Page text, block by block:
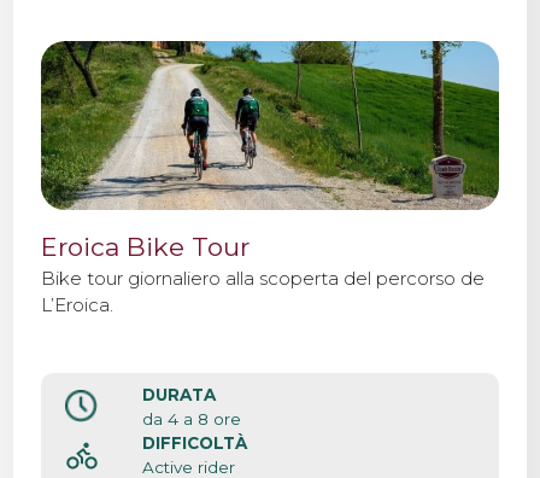
Eroica Bike Tour
Bike tour giornaliero alla scoperta del percorso de
L’Eroica.
DURATA
da 4 a 8 ore
DIFFICOLTÀ
Active rider